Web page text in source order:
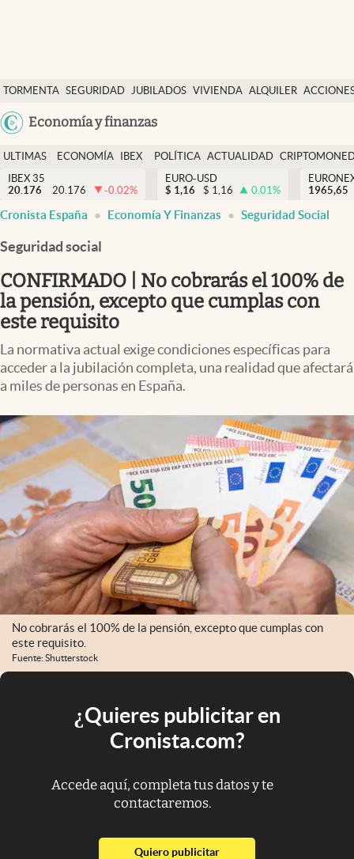
TORMENTA SEGURIDAD JUBILADOS VIVIENDA ALQUILER
USA
Colombia
Economía y finanzas
Economía y finanzas
Política
Actualidad
Criptomonedas
España
ULTIMAS
NOTICIAS
ECONOMÍA
FINANZAS
IBEX
EURO
POLÍTICA ACTUALIDAD
IBEX 35
20.176
20.176 -0.02%
EURO-USD
$ 1,16 $ 1,16 0.01%
1965,65
Cronista España Economía Y Finanzas Seguridad Social
Seguridad social
CONFIRMADO | No cobrarás el 100% de
la pensión, excepto que cumplas con
este requisito
La normativa actual exige condiciones específicas para
acceder a la jubilación completa, una realidad que afectará
a miles de personas en España.
No cobrarás el 100% de la pensión, excepto que cumplas con
este requisito.
Fuente: Shutterstock
¿Quieres publicitar en
Cronista.com?
Accede aquí, completa tus datos y te
contactaremos.
Quiero publicitarabre en nueva pestaña